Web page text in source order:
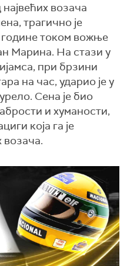
возача
трагично је
године током вожње
Марина. На стази у
при брзини
на час, ударио је у
Сена је био
и хуманости,
која га је
возача.